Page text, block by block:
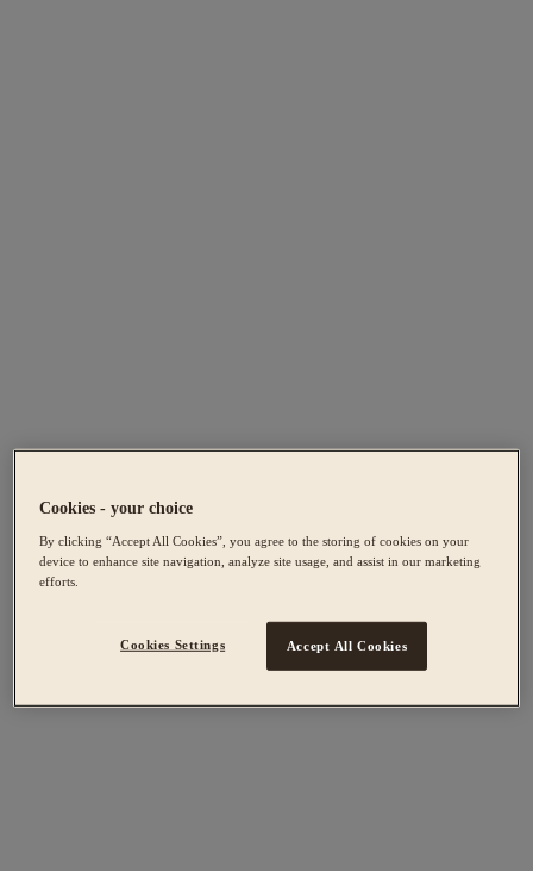
Cookies - your choice
By clicking “Accept All Cookies”, you agree to the storing of cookies on your
device to enhance site navigation, analyze site usage, and assist in our marketing
efforts.
Cookies Settings Accept All Cookies